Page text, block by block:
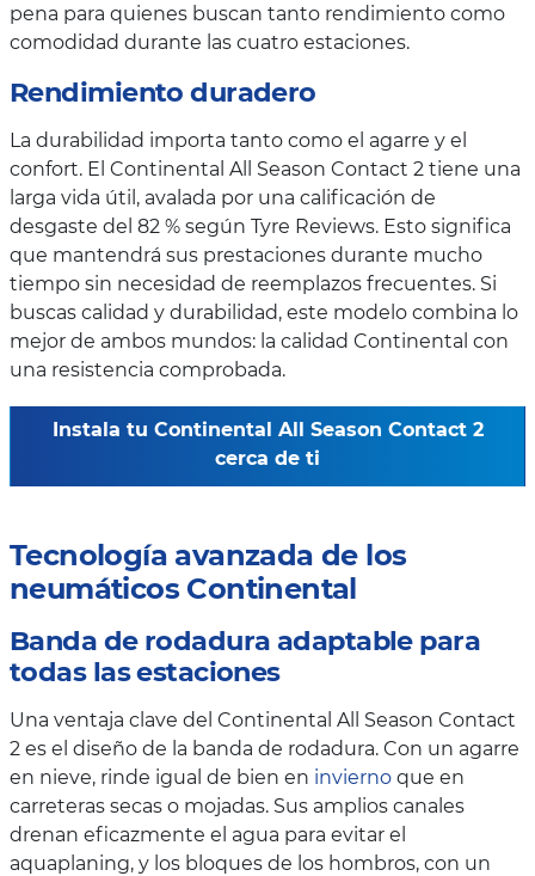
pena para quienes buscan tanto rendimiento como
comodidad durante las cuatro estaciones.
Rendimiento duradero
La durabilidad importa tanto como el agarre y el
confort. El Continental All Season Contact 2 tiene una
larga vida útil, avalada por una calificación de
desgaste del 82 % según Tyre Reviews. Esto significa
que mantendrá sus prestaciones durante mucho
tiempo sin necesidad de reemplazos frecuentes. Si
buscas calidad y durabilidad, este modelo combina lo
mejor de ambos mundos: la calidad Continental con
una resistencia comprobada.
Instala tu Continental All Season Contact 2
cerca de ti
Tecnología avanzada de los
neumáticos Continental
Banda de rodadura adaptable para
todas las estaciones
Una ventaja clave del Continental All Season Contact
2 es el diseño de la banda de rodadura. Con un agarre
en nieve, rinde igual de bien en invierno que en
carreteras secas o mojadas. Sus amplios canales
drenan eficazmente el agua para evitar el
aquaplaning, y los bloques de los hombros, con un